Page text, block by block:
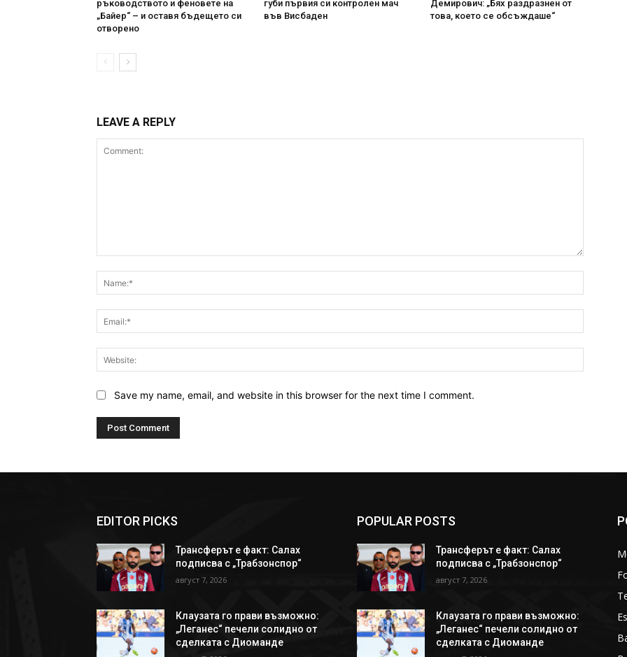
ръководството и феновете на
„Байер“ – и оставя бъдещето си
отворено
губи първия си контролен мач
във Висбаден
Демирович: „Бях раздразнен от
това, което се обсъждаше“
LEAVE A REPLY
Save my name, email, and website in this browser for the next time I comment.
EDITOR PICKS
Трансферът е факт: Салах
подписва с „Трабзонспор“
август 7, 2026
Клаузата го прави възможно:
„Леганес“ печели солидно от
сделката с Диоманде
POPULAR POSTS
Трансферът е факт: Салах
подписва с „Трабзонспор“
август 7, 2026
Клаузата го прави възможно:
„Леганес“ печели солидно от
сделката с Диоманде